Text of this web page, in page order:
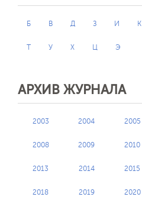
Б В Д З И К
Т У Х Ц Э
АРХИВ ЖУРНАЛА
2003 2004 2005
2008 2009 2010
2013 2014 2015
2018 2019 2020